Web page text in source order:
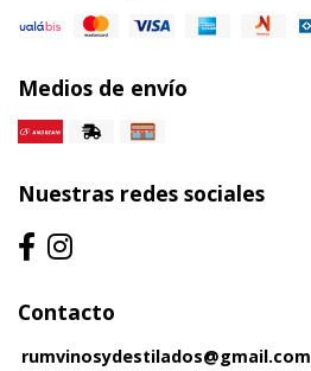
Medios de envío
Nuestras redes sociales
Contacto
rumvinosydestilados@gmail.com